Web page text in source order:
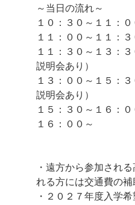
～当日の流れ～
１０：３０～１１：
１１：００～１１：
１１：３０～１３：
説明会あり）
１３：００～１５：
説明会あり）
１５：３０～１６：
１６：００～
・遠方から参加され
れる方には交通費の補
・２０２７年度入学